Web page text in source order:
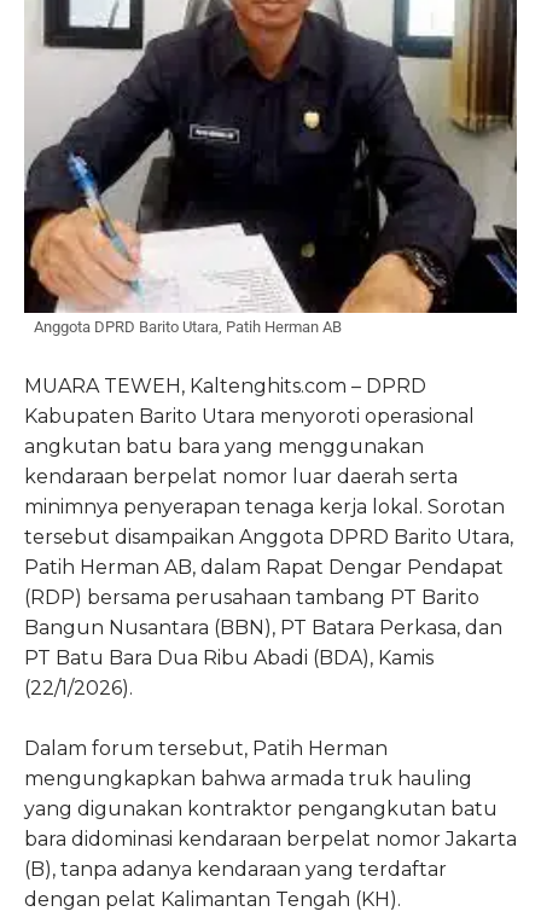
Anggota DPRD Barito Utara, Patih Herman AB
MUARA TEWEH, Kaltenghits.com – DPRD
Kabupaten Barito Utara menyoroti operasional
angkutan batu bara yang menggunakan
kendaraan berpelat nomor luar daerah serta
minimnya penyerapan tenaga kerja lokal. Sorotan
tersebut disampaikan Anggota DPRD Barito Utara,
Patih Herman AB, dalam Rapat Dengar Pendapat
(RDP) bersama perusahaan tambang PT Barito
Bangun Nusantara (BBN), PT Batara Perkasa, dan
PT Batu Bara Dua Ribu Abadi (BDA), Kamis
(22/1/2026).
Dalam forum tersebut, Patih Herman
mengungkapkan bahwa armada truk hauling
yang digunakan kontraktor pengangkutan batu
bara didominasi kendaraan berpelat nomor Jakarta
(B), tanpa adanya kendaraan yang terdaftar
dengan pelat Kalimantan Tengah (KH).